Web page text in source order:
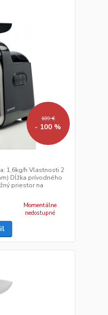
109 €
- 100 %
1,6kg/h Vlastnosti 2
Dĺžka prívodného
priestor na
Momentálne
nedostupné